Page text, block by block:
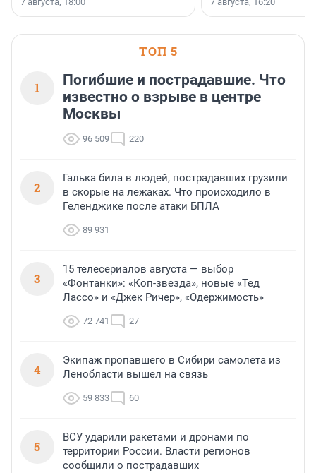
поменялась роль
ТОП 5
1
Погибшие и пострадавшие. Что
известно о взрыве в центре
Москвы
96 509 220
2
Галька била в людей, пострадавших грузили
в скорые на лежаках. Что происходило в
Геленджике после атаки БПЛА
89 931
3
15 телесериалов августа — выбор
«Фонтанки»: «Коп-звезда», новые «Тед
Лассо» и «Джек Ричер», «Одержимость»
72 741 27
4
Экипаж пропавшего в Сибири самолета из
Ленобласти вышел на связь
59 833 60
5
ВСУ ударили ракетами и дронами по
территории России. Власти регионов
сообщили о пострадавших